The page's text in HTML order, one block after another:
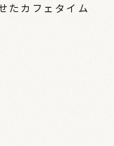
たカフェタイム